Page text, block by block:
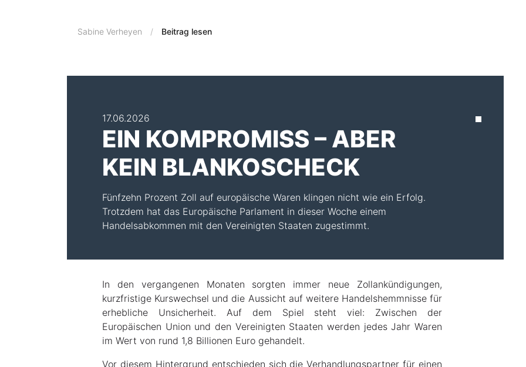
Sabine Verheyen Beitrag lesen
17.06.2026
EIN KOMPROMISS – ABER
KEIN BLANKOSCHECK
Fünfzehn Prozent Zoll auf europäische Waren klingen nicht wie ein Erfolg.
Trotzdem hat das Europäische Parlament in dieser Woche einem
Handelsabkommen mit den Vereinigten Staaten zugestimmt.
In den vergangenen Monaten sorgten immer neue Zollankündigungen,
kurzfristige Kurswechsel und die Aussicht auf weitere Handelshemmnisse für
erhebliche Unsicherheit. Auf dem Spiel steht viel: Zwischen der
Europäischen Union und den Vereinigten Staaten werden jedes Jahr Waren
im Wert von rund 1,8 Billionen Euro gehandelt.
Vor diesem Hintergrund entschieden sich die Verhandlungspartner für einen